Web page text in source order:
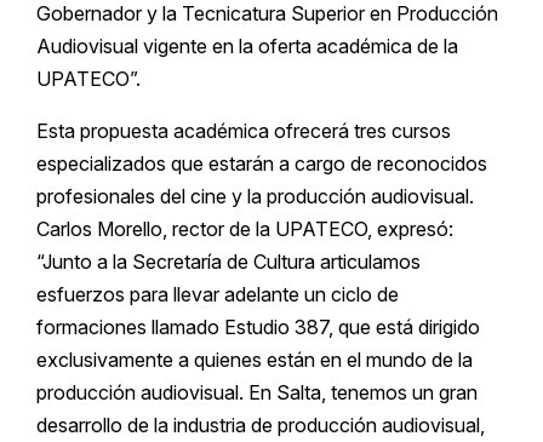
Gobernador y la Tecnicatura Superior en Producción
Audiovisual vigente en la oferta académica de la
UPATECO”.
Esta propuesta académica ofrecerá tres cursos
especializados que estarán a cargo de reconocidos
profesionales del cine y la producción audiovisual.
Carlos Morello, rector de la UPATECO, expresó:
“Junto a la Secretaría de Cultura articulamos
esfuerzos para llevar adelante un ciclo de
formaciones llamado Estudio 387, que está dirigido
exclusivamente a quienes están en el mundo de la
producción audiovisual. En Salta, tenemos un gran
desarrollo de la industria de producción audiovisual,